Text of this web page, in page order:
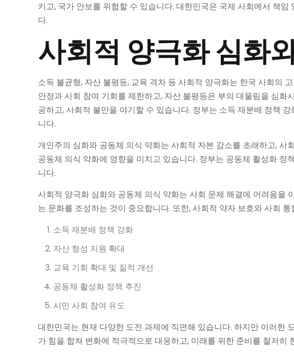
키고, 국가 안보를 위협할 수 있습니다. 대한민국은 국제 사회에서 책
다.
사회적 양극화 심화
소득 불균형, 자산 불평등, 교육 격차 등 사회적 양극화는 한국 사회의
안정과 사회 참여 기회를 제한하고, 자산 불평등은 부의 대물림을 심
공하고, 사회적 불만을 야기할 수 있습니다. 정부는 소득 재분배 정책
니다.
개인주의 심화와 공동체 의식 약화는 사회적 자본 감소를 초래하고,
공동체 의식 약화에 영향을 미치고 있습니다. 정부는 공동체 활성화
니다.
사회적 양극화 심화와 공동체 의식 약화는 사회 문제 해결에 어려움을
는 문화를 조성하는 것이 중요합니다. 또한, 사회적 약자 보호와 사회
소득 재분배 정책 강화
자산 형성 지원 확대
교육 기회 확대 및 질적 개선
공동체 활성화 정책 추진
시민 사회 참여 유도
대한민국는 현재 다양한 도전 과제에 직면해 있습니다. 하지만 이러한
가 힘을 합쳐 변화에 적극적으로 대응하고, 미래를 위한 준비를 철저